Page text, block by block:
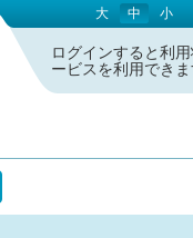
大 中 小
ログインすると利
ービスを利用できま